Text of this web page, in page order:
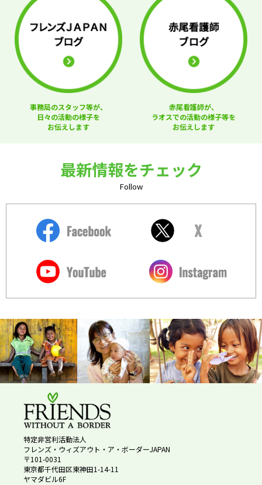
事務局のスタッフ等が、
日々の活動の様子を
お伝えします
赤尾看護師が、
ラオスでの活動の様子等を
お伝えします
最新情報をチェック
Follow
特定非営利活動法人
フレンズ・ウィズアウト・ア・ボーダーJAPAN
〒101-0031
東京都千代田区東神田1-14-11
ヤマダビル6F